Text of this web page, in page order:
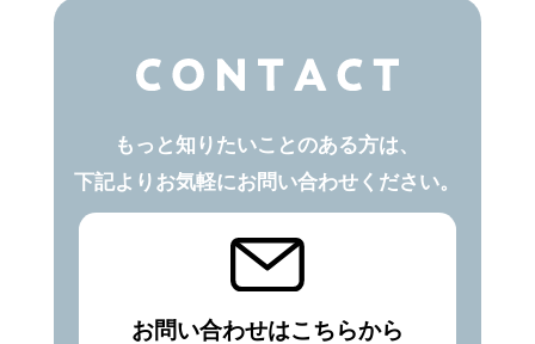
もっと知りたいことのある方は、
下記よりお気軽にお問い合わせください。
お問い合わせはこちらから